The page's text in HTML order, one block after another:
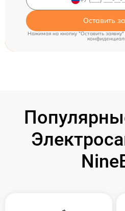
Оставить
Нажимая на кнопку "Оставить